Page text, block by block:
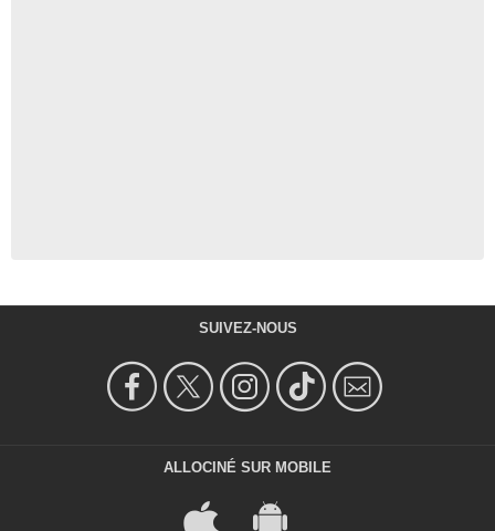
SUIVEZ-NOUS
ALLOCINÉ SUR MOBILE